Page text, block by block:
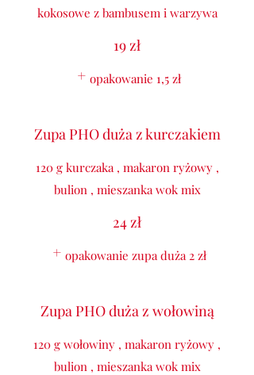
kokosowe z bambusem i warzywa
19 zł
opakowanie 1,5 zł
Zupa PHO duża z kurczakiem
120 g kurczaka , makaron ryżowy ,
bulion , mieszanka wok mix
24 zł
opakowanie zupa duża 2 zł
Zupa PHO duża z wołowiną
120 g wołowiny , makaron ryżowy ,
bulion , mieszanka wok mix